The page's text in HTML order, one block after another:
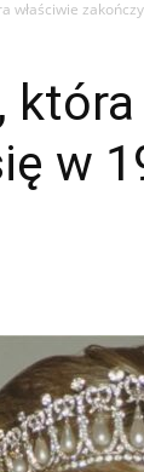
właściwie
która
w